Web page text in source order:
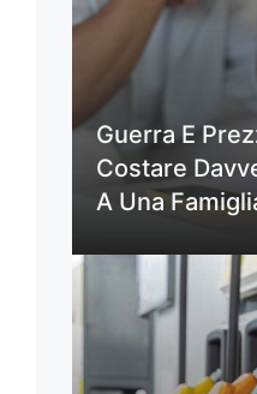
Guerra E
Costare
A Una